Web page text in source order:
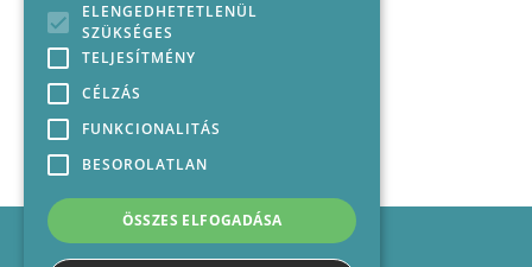
Impresszum
Médiajánlat
ELENGEDHETETLENÜL
SZÜKSÉGES
TELJESÍTMÉNY
CÉLZÁS
FUNKCIONALITÁS
BESOROLATLAN
ÖSSZES ELFOGADÁSA